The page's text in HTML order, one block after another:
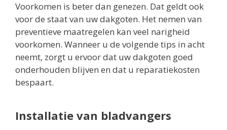
Voorkomen is beter dan genezen. Dat geldt ook
voor de staat van uw dakgoten. Het nemen van
preventieve maatregelen kan veel narigheid
voorkomen. Wanneer u de volgende tips in acht
neemt, zorgt u ervoor dat uw dakgoten goed
onderhouden blijven en dat u reparatiekosten
bespaart.
Installatie van bladvangers